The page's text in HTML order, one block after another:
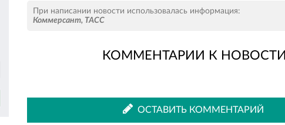
во
ВКонтакте
Одноклассниках
При написании новости использовалась информация:
Коммерсант, ТАСС
КОММЕНТАРИИ К НОВОСТИ
ОСТАВИТЬ КОММЕНТАРИЙ